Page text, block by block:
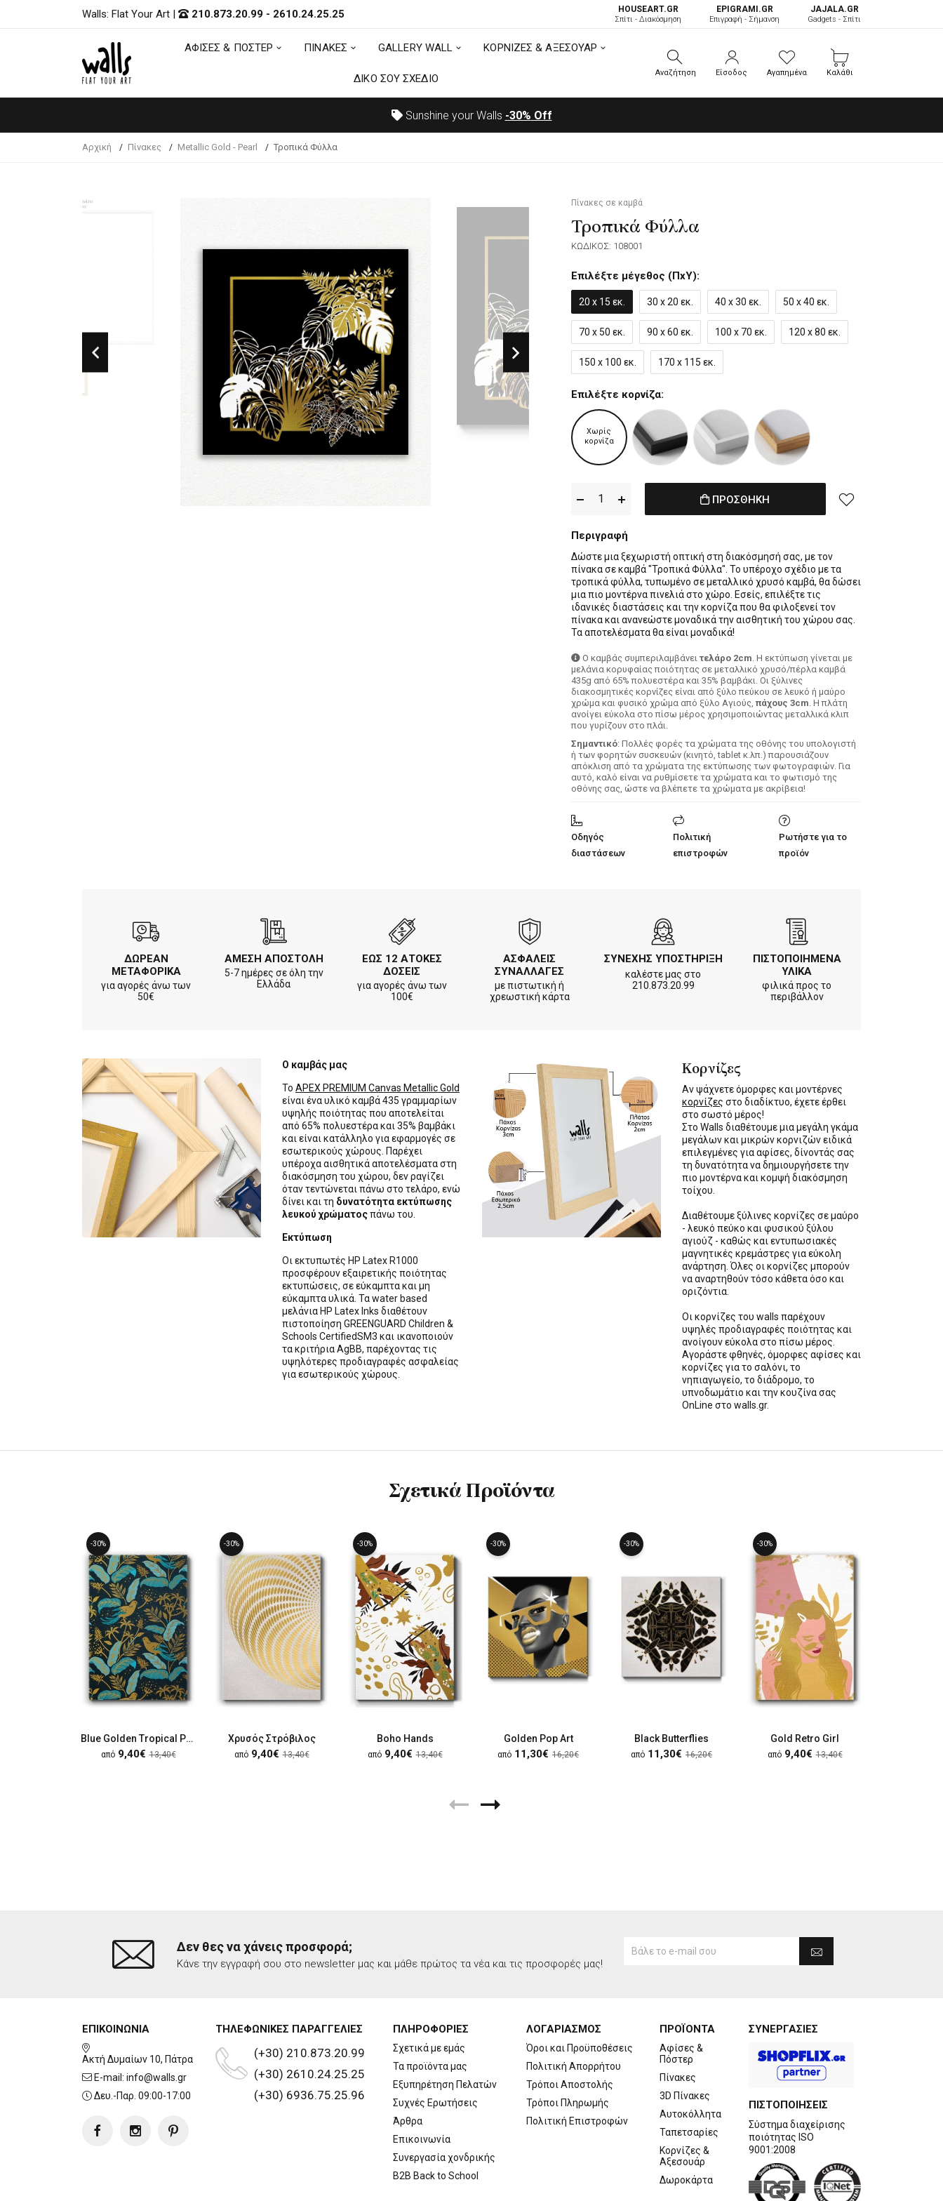
ΑΦΙΣΕΣ & ΠΟΣΤΕΡ ΠΙΝΑΚΕΣ
ΔΙΚΟ ΣΟΥ ΣΧΕΔΙΟ
Walls: Flat Your Art | 210.873.20.99 - 2610.24.25.25 HOUSEART.GR
Σπίτι - Διακόσμηση
ΕPIGRAMI.GR
Επιγραφή - Σήμανση
JAJALA.GR
Gadgets - Σπίτι
ΑΦΙΣΕΣ & ΠΟΣΤΕΡ ΠΙΝΑΚΕΣ GALLERY WALL ΚΟΡΝΙΖΕΣ & ΑΞΕΣΟΥΑΡ
ΔΙΚΟ ΣΟΥ ΣΧΕΔΙΟ Αναζήτηση Είσοδος Αγαπημένα Καλάθι
Sunshine your Walls -30% Off
Αρχική Πίνακες Metallic Gold - Pearl Τροπικά Φύλλα
Πίνακες σε καμβά
Τροπικά Φύλλα
ΚΩΔΙΚΟΣ: 108001
Επιλέξτε μέγεθος (ΠxΥ):
20 x 15 εκ. 30 x 20 εκ. 40 x 30 εκ. 50 x 40 εκ.
70 x 50 εκ. 90 x 60 εκ. 100 x 70 εκ. 120 x 80 εκ.
150 x 100 εκ. 170 x 115 εκ.
Επιλέξτε κορνίζα:
Χωρίς
κορνίζα
ΠΡΟΣΘΗΚΗ
Περιγραφή
Δώστε μια ξεχωριστή οπτική στη διακόσμησή σας, με τον
πίνακα σε καμβά "Τροπικά Φύλλα". Το υπέροχο σχέδιο με τα
τροπικά φύλλα, τυπωμένο σε μεταλλικό χρυσό καμβά, θα δώσει
μια πιο μοντέρνα πινελιά στο χώρο. Εσείς, επιλέξτε τις
ιδανικές διαστάσεις και την κορνίζα που θα φιλοξενεί τον
πίνακα και ανανεώστε μοναδικά την αισθητική του χώρου σας.
Τα αποτελέσματα θα είναι μοναδικά!
Ο καμβάς συμπεριλαμβάνει τελάρο 2cm. H εκτύπωση γίνεται με
μελάνια κορυφαίας ποιότητας σε μεταλλικό χρυσό/πέρλα καμβά
435g από 65% πολυεστέρα και 35% βαμβάκι. Οι ξύλινες
διακοσμητικές κορνίζες είναι από ξύλο πεύκου σε λευκό ή μαύρο
χρώμα και φυσικό χρώμα από ξύλο Αγιούς, πάχους 3cm. Η πλάτη
ανοίγει εύκολα στο πίσω μέρος χρησιμοποιώντας μεταλλικά κλιπ
που γυρίζουν στο πλάι.
Σημαντικό: Πολλές φορές τα χρώματα της οθόνης του υπολογιστή
ή των φορητών συσκευών (κινητό, tablet κ.λπ.) παρουσιάζουν
απόκλιση από τα χρώματα της εκτύπωσης των φωτογραφιών. Για
αυτό, καλό είναι να ρυθμίσετε τα χρώματα και το φωτισμό της
οθόνης σας, ώστε να βλέπετε τα χρώματα με ακρίβεια!
Οδηγός
διαστάσεων
Πολιτική
επιστροφών
Ρωτήστε για το
προϊόν
ΔΩΡΕΑΝ
ΜΕΤΑΦΟΡΙΚΑ
για αγορές άνω των
50€
ΑΜΕΣΗ ΑΠΟΣΤΟΛΗ
5-7 ημέρες σε όλη την
Ελλάδα
ΕΩΣ 12 ΑΤΟΚΕΣ
ΔΟΣΕΙΣ
για αγορές άνω των
100€
ΑΣΦΑΛΕΙΣ
ΣΥΝΑΛΛΑΓΕΣ
με πιστωτική ή
χρεωστική κάρτα
ΣΥΝΕΧΗΣ ΥΠΟΣΤΗΡΙΞΗ
καλέστε μας στο
210.873.20.99
ΠΙΣΤΟΠΟΙΗΜΕΝΑ
ΥΛΙΚΑ
φιλικά προς το
περιβάλλον
Ο καμβάς μας
Το APEX PREMIUM Canvas Metallic Gold
είναι ένα υλικό καμβά 435 γραμμαρίων
υψηλής ποιότητας που αποτελείται
από 65% πολυεστέρα και 35% βαμβάκι
και είναι κατάλληλο για εφαρμογές σε
εσωτερικούς χώρους. Παρέχει
υπέροχα αισθητικά αποτελέσματα στη
διακόσμηση του χώρου, δεν ραγίζει
όταν τεντώνεται πάνω στο τελάρο, ενώ
δίνει και τη δυνατότητα εκτύπωσης
λευκού χρώματοςπάνω του.
Εκτύπωση
Οι εκτυπωτές HP Latex R1000
προσφέρουν εξαιρετικής ποιότητας
εκτυπώσεις, σε εύκαμπτα και μη
εύκαμπτα υλικά. Τα water based
μελάνια HP Latex Inks διαθέτουν
πιστοποίηση GREENGUARD Children &
Schools CertifiedSM3 και ικανοποιούν
τα κριτήρια AgBB, παρέχοντας τις
υψηλότερες προδιαγραφές ασφαλείας
για εσωτερικούς χώρους.
Κορνίζες
Αν ψάχνετε όμορφες και μοντέρνες
κορνίζες στο διαδίκτυο, έχετε έρθει
στο σωστό μέρος!
Στο Walls διαθέτουμε μια μεγάλη γκάμα
μεγάλων και μικρών κορνιζών ειδικά
επιλεγμένες για αφίσες, δίνοντάς σας
τη δυνατότητα να δημιουργήσετε την
πιο μοντέρνα και κομψή διακόσμηση
τοίχου.
Διαθέτουμε ξύλινες κορνίζες σε μαύρο
- λευκό πεύκο και φυσικού ξύλου
αγιούζ - καθώς και εντυπωσιακές
μαγνητικές κρεμάστρες για εύκολη
ανάρτηση. Όλες οι κορνίζες μπορούν
να αναρτηθούν τόσο κάθετα όσο και
οριζόντια.
Οι κορνίζες του walls παρέχουν
υψηλές προδιαγραφές ποιότητας και
ανοίγουν εύκολα στο πίσω μέρος.
Αγοράστε φθηνές, όμορφες αφίσες και
κορνίζες για το σαλόνι, το
νηπιαγωγείο, το διάδρομο, το
υπνοδωμάτιο και την κουζίνα σας
OnLine στο walls.gr.
Σχετικά Προϊόντα
-30%
Blue Golden Tropical Parrots
από 9,40€ 13,40€
-30%
Χρυσός Στρόβιλος
από 9,40€ 13,40€
-30%
Boho Hands
από 9,40€ 13,40€
-30%
Golden Pop Art
από 11,30€ 16,20€
-30%
Black Butterflies
από 11,30€ 16,20€
-30%
Gold Retro Girl
από 9,40€ 13,40€
Δεν θες να χάνεις προσφορά;
Κάνε την εγγραφή σου στο newsletter μας και μάθε πρώτος τα νέα και τις προσφορές μας!
ΕΠΙΚΟΙΝΩΝΙΑ
Ακτή Δυμαίων 10, Πάτρα
E-mail: info@walls.gr
Δευ.-Παρ. 09:00-17:00
ΤΗΛΕΦΩΝΙΚΕΣ ΠΑΡΑΓΓΕΛΙΕΣ
(+30) 210.873.20.99
(+30) 2610.24.25.25
(+30) 6936.75.25.96
ΠΛΗΡΟΦΟΡΙΕΣ
Σχετικά με εμάς
Τα προϊόντα μας
Εξυπηρέτηση Πελατών
Συχνές Ερωτήσεις
Άρθρα
Επικοινωνία
Συνεργασία χονδρικής
B2B Back to School
ΛΟΓΑΡΙΑΣΜΟΣ
Όροι και Προϋποθέσεις
Πολιτική Απορρήτου
Τρόποι Αποστολής
Τρόποι Πληρωμής
Πολιτική Επιστροφών
ΠΡΟΪΟΝΤΑ
Αφίσες &
Πόστερ
Πίνακες
3D Πίνακες
Αυτοκόλλητα
Ταπετσαρίες
Κορνίζες &
Αξεσουάρ
Δωροκάρτα
ΣΥΝΕΡΓΑΣΙΕΣ
ΠΙΣΤΟΠΟΙΗΣΕΙΣ
Σύστημα διαχείρισης
ποιότητας ISO
9001:2008